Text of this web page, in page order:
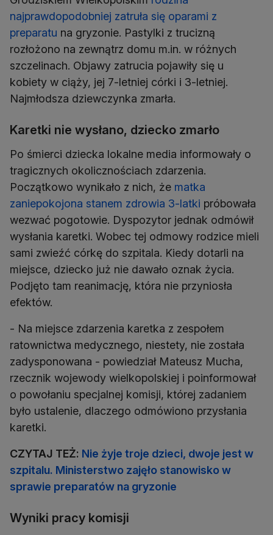
najprawdopodobniej zatruła się oparami z
preparatu na gryzonie. Pastylki z trucizną
rozłożono na zewnątrz domu m.in. w różnych
szczelinach. Objawy zatrucia pojawiły się u
kobiety w ciąży, jej 7-letniej córki i 3-letniej.
Najmłodsza dziewczynka zmarła.
Karetki nie wysłano, dziecko zmarło
Po śmierci dziecka lokalne media informowały o
tragicznych okolicznościach zdarzenia.
Początkowo wynikało z nich, że matka
zaniepokojona stanem zdrowia 3-latki próbowała
wezwać pogotowie. Dyspozytor jednak odmówił
wysłania karetki. Wobec tej odmowy rodzice mieli
sami zwieźć córkę do szpitala. Kiedy dotarli na
miejsce, dziecko już nie dawało oznak życia.
Podjęto tam reanimację, która nie przyniosła
efektów.
- Na miejsce zdarzenia karetka z zespołem
ratownictwa medycznego, niestety, nie została
zadysponowana - powiedział Mateusz Mucha,
rzecznik wojewody wielkopolskiej i poinformował
o powołaniu specjalnej komisji, której zadaniem
było ustalenie, dlaczego odmówiono przysłania
karetki.
CZYTAJ TEŻ: Nie żyje troje dzieci, dwoje jest w
szpitalu. Ministerstwo zajęło stanowisko w
sprawie preparatów na gryzonie
Wyniki pracy komisji